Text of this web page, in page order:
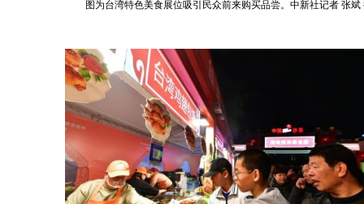
图为台湾特色美食展位吸引民众前来购买品尝。中新社记者 张斌